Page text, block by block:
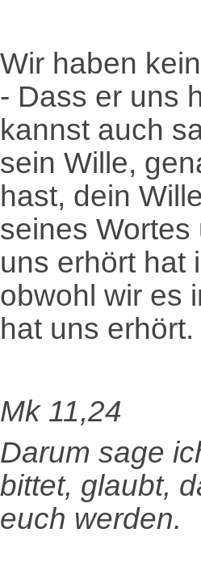
Wir haben
- Dass er uns
kannst auch
sein Wille,
hast, dein
seines
uns erhört hat
obwohl wir es
hat uns
Mk 11,24
Darum sage
bittet, glaubt,
euch werden.